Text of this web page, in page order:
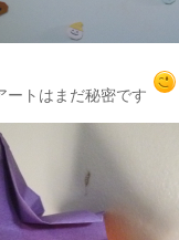
ートはまだ秘密です